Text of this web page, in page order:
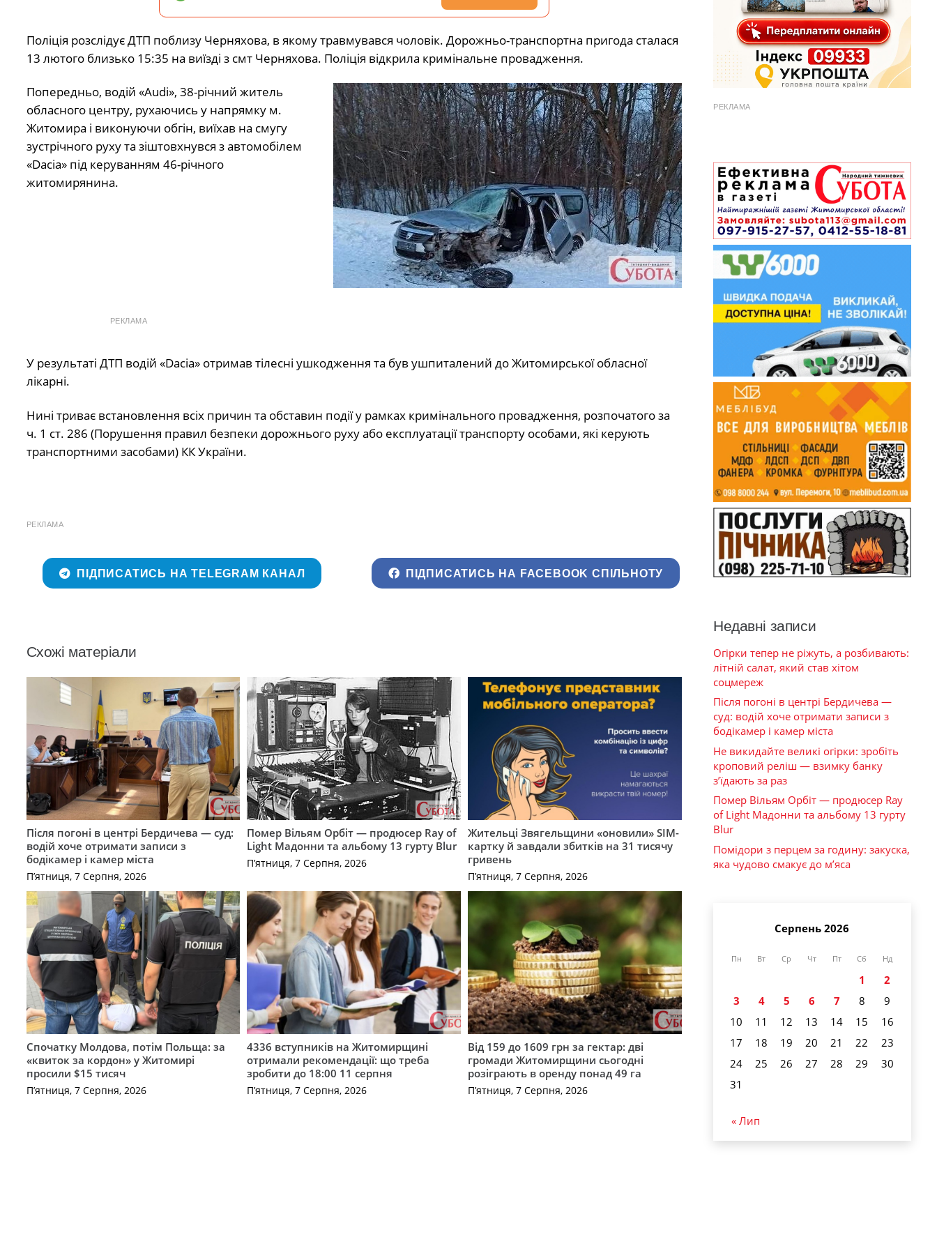
Поліція розслідує ДТП поблизу Черняхова, в якому травмувався чоловік. Дорожньо-транспортна пригода сталася
13 лютого близько 15:35 на виїзді з смт Черняхова. Поліція відкрила кримінальне провадження.
Попередньо, водій «Audi», 38-річний житель
обласного центру, рухаючись у напрямку м.
Житомира і виконуючи обгін, виїхав на смугу
зустрічного руху та зіштовхнувся з автомобілем
«Dacia» під керуванням 46-річного
житомирянина.
РЕКЛАМА
У результаті ДТП водій «Dacia» отримав тілесні ушкодження та був ушпиталений до Житомирської обласної
лікарні.
Нині триває встановлення всіх причин та обставин події у рамках кримінального провадження, розпочатого за
ч. 1 ст. 286 (Порушення правил безпеки дорожнього руху або експлуатації транспорту особами, які керують
транспортними засобами) КК України.
РЕКЛАМА
ПІДПИСАТИСЬ НА TELEGRAM КАНАЛ ПІДПИСАТИСЬ НА FACEBOOK СПІЛЬНОТУ
Схожі матеріали
Після погоні в центрі Бердичева — суд:
водій хоче отримати записи з
бодікамер і камер міста
П’ятниця, 7 Серпня, 2026
Помер Вільям Орбіт — продюсер Ray of
Light Мадонни та альбому 13 гурту Blur
П’ятниця, 7 Серпня, 2026
Жительці Звягельщини «оновили» SIM-
картку й завдали збитків на 31 тисячу
гривень
П’ятниця, 7 Серпня, 2026
Спочатку Молдова, потім Польща: за
«квиток за кордон» у Житомирі
просили $15 тисяч
П’ятниця, 7 Серпня, 2026
4336 вступників на Житомирщині
отримали рекомендації: що треба
зробити до 18:00 11 серпня
П’ятниця, 7 Серпня, 2026
Від 159 до 1609 грн за гектар: дві
громади Житомирщини сьогодні
розіграють в оренду понад 49 га
П’ятниця, 7 Серпня, 2026
РЕКЛАМА
Недавні записи
Огірки тепер не ріжуть, а розбивають:
літній салат, який став хітом
соцмереж
Після погоні в центрі Бердичева —
суд: водій хоче отримати записи з
бодікамер і камер міста
Не викидайте великі огірки: зробіть
кроповий реліш — взимку банку
з’їдають за раз
Помер Вільям Орбіт — продюсер Ray
of Light Мадонни та альбому 13 гурту
Blur
Помідори з перцем за годину: закуска,
яка чудово смакує до м’яса
Серпень 2026
Пн Вт Ср Чт Пт Сб Нд
1
2
3
4 5 6 7 8
9
10
11 12 13 14 15
16
17
18 19 20 21 22
23
24
25 26 27 28 29
30
31
« Лип